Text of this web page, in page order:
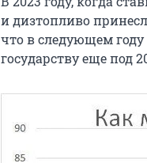
и дизтопливо
что в следующем году
государству еще под